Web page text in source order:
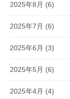
2025年8月 (6)
2025年7月 (6)
2025年6月 (3)
2025年5月 (6)
2025年4月 (4)